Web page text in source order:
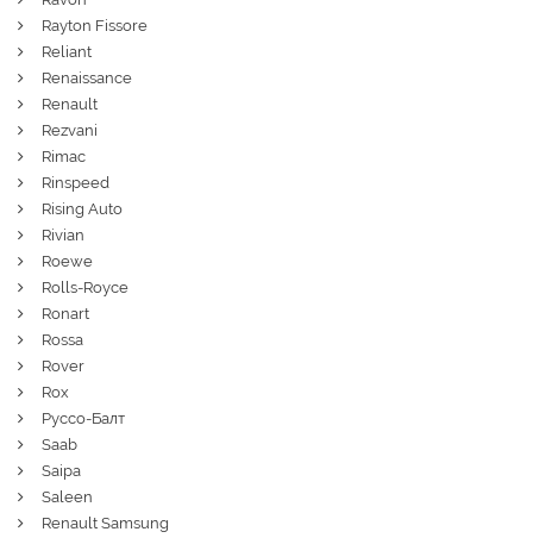
Rayton Fissore
Reliant
Renaissance
Renault
Rezvani
Rimac
Rinspeed
Rising Auto
Rivian
Roewe
Rolls-Royce
Ronart
Rossa
Rover
Rox
Руссо-Балт
Saab
Saipa
Saleen
Renault Samsung